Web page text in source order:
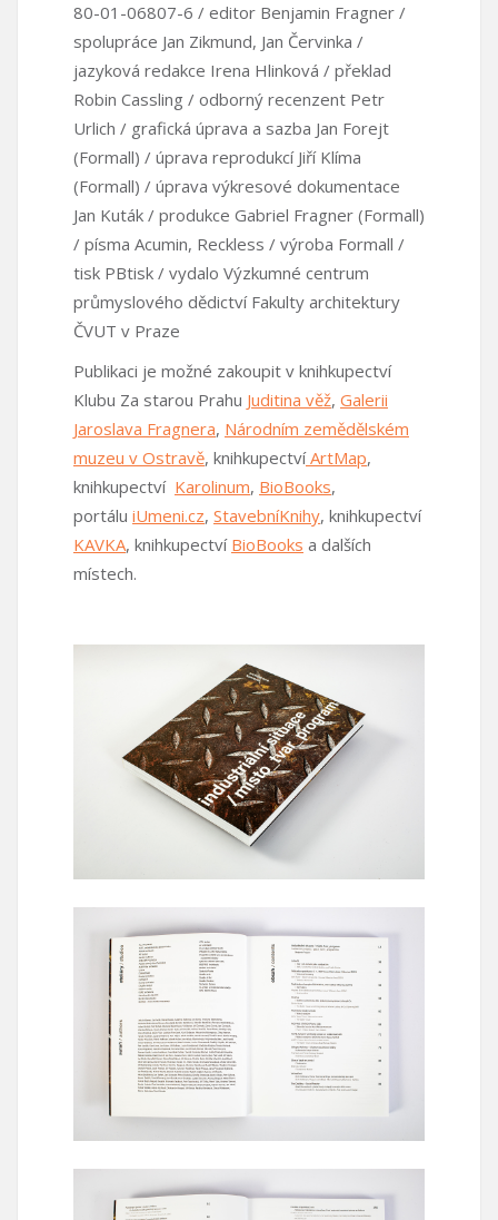
80-01-06807-6 / editor Benjamin Fragner /
spolupráce Jan Zikmund, Jan Červinka /
jazyková redakce Irena Hlinková / překlad
Robin Cassling / odborný recenzent Petr
Urlich / grafická úprava a sazba Jan Forejt
(Formall) / úprava reprodukcí Jiří Klíma
(Formall) / úprava výkresové dokumentace
Jan Kuták / produkce Gabriel Fragner (Formall)
/ písma Acumin, Reckless / výroba Formall /
tisk PBtisk / vydalo Výzkumné centrum
průmyslového dědictví Fakulty architektury
ČVUT v Praze
Publikaci je možné zakoupit v knihkupectví
Klubu Za starou Prahu Juditina věž, Galerii
Jaroslava Fragnera, Národním zemědělském
muzeu v Ostravě, knihkupectvíArtMap,
knihkupectví Karolinum, BioBooks,
portálu iUmeni.cz, StavebníKnihy, knihkupectví
KAVKA, knihkupectví BioBooks a dalších
místech.